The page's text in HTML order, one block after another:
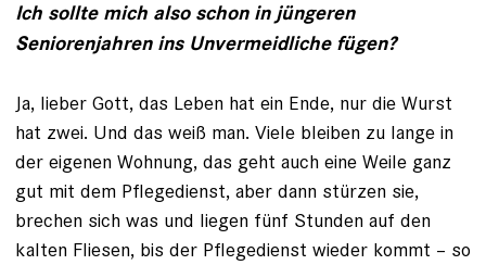
Ich sollte mich also schon in jüngeren
Seniorenjahren ins Unvermeidliche fügen?
Ja, lieber Gott, das Leben hat ein Ende, nur die Wurst
hat zwei. Und das weiß man. Viele bleiben zu lange in
der eigenen Wohnung, das geht auch eine Weile ganz
gut mit dem Pflegedienst, aber dann stürzen sie,
brechen sich was und liegen fünf Stunden auf den
kalten Fliesen, bis der Pflegedienst wieder kommt – so